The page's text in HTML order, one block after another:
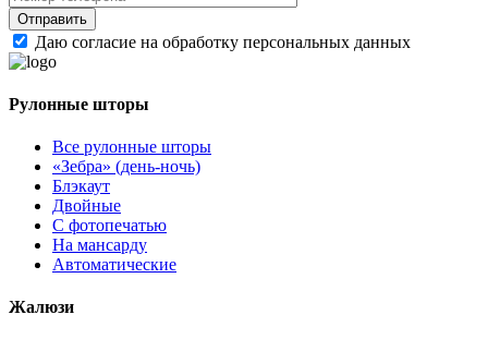
Даю согласие на обработку персональных данных
Рулонные шторы
Все рулонные шторы
«Зебра» (день-ночь)
Блэкаут
Двойные
С фотопечатью
На мансарду
Автоматические
Жалюзи